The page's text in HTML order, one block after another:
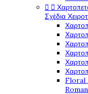
 
Σχέδια
Floral